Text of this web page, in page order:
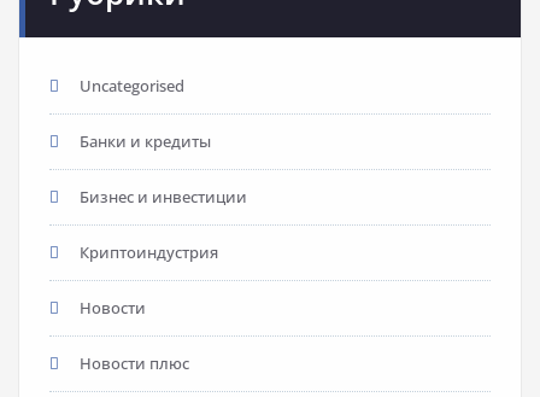
Uncategorised
Банки и кредиты
Бизнес и инвестиции
Криптоиндустрия
Новости
Новости плюс